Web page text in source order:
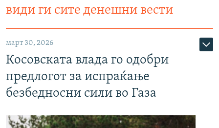
види ги сите денешни вести
март 30, 2026
Косовската влада го одобри
предлогот за испраќање
безбедносни сили во Газа